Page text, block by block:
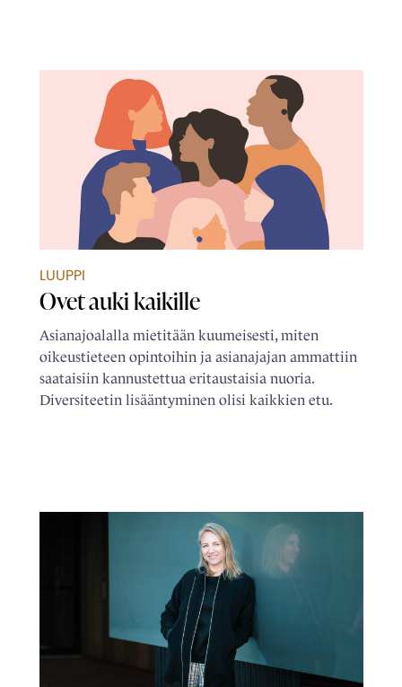
LUUPPI
Ovet auki kaikille
Asianajoalalla mietitään kuumeisesti, miten
oikeustieteen opintoihin ja asianajajan ammattiin
saataisiin kannustettua eritaustaisia nuoria.
Diversiteetin lisääntyminen olisi kaikkien etu.